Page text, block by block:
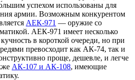
успехом использованы для
армии. Возможным конкурентом
АЕК-971 — оружие со
АЕК-971 имеет несколько
в короткой очереди, но при
превосходит как АК-74, так и
проще, дешевле, и легче
АК-107 и АК-108, имеющие